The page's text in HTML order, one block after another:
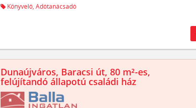
Könyvelő, Adótanácsadó
Dunaújváros, Baracsi út, 80 m²-es,
felújítandó állapotú családi ház